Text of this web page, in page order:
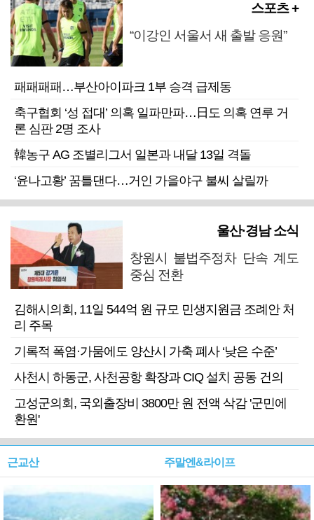
스포츠 +
“이강인 서울서 새 출발 응원”
패패패패…부산아이파크 1부 승격 급제동
축구협회 ‘성 접대’ 의혹 일파만파…日도 의혹 연루 거
론 심판 2명 조사
韓농구 AG 조별리그서 일본과 내달 13일 격돌
‘윤나고황’ 꿈틀댄다…거인 가을야구 불씨 살릴까
울산·경남 소식
창원시 불법주정차 단속 계도
중심 전환
김해시의회, 11일 544억 원 규모 민생지원금 조례안 처
리 주목
기록적 폭염·가뭄에도 양산시 가축 폐사 ‘낮은 수준’
사천시 하동군, 사천공항 확장과 CIQ 설치 공동 건의
고성군의회, 국외출장비 3800만 원 전액 삭감 '군민에
환원'
근교산 주말엔&라이프